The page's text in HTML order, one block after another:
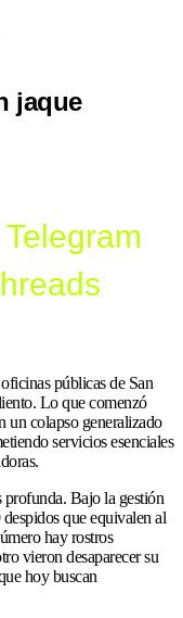
jaque
Telegram
públicas de San
Lo que comenzó
un colapso generalizado
servicios esenciales
Bajo la gestión
que equivalen al
hay rostros
vieron desaparecer su
hoy buscan